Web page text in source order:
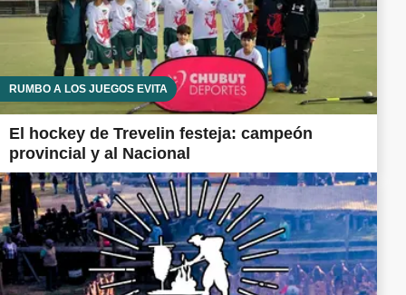
RUMBO A LOS JUEGOS EVITA
El hockey de Trevelin festeja: campeón
provincial y al Nacional